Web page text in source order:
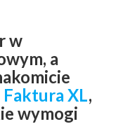
w
a
XL,
wymogi